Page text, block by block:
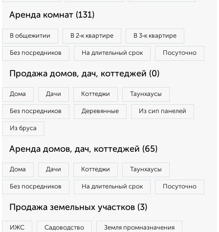
Аренда комнат (131)
В общежитии В 2‑к квартире В 3‑к квартире
Без посредников На длительный срок Посуточно
Продажа домов, дач, коттеджей (0)
Дома Дачи Коттеджи Таунхаусы
Без посредников Деревянные Из сип панелей
Из бруса
Аренда домов, дач, коттеджей (65)
Дома Дачи Коттеджи Таунхаусы
Без посредников На длительный срок Посуточно
Продажа земельных участков (3)
ИЖС Садоводство Земля промназначения